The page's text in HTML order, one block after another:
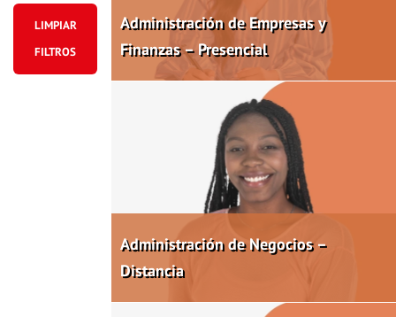
LIMPIAR
FILTROS
Administración de Empresas y
Finanzas – Presencial
Administración de Negocios –
Distancia